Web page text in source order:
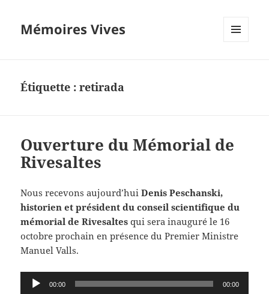
Mémoires Vives
Étiquette :retirada
Ouverture du Mémorial de
Rivesaltes
Nous recevons aujourd’huiDenis Peschanski,
historien et président du conseil scientifique du
mémorial de Rivesaltes qui sera inauguré le 16
octobre prochain en présence du Premier Ministre
Manuel Valls.
Lecteur 00:00 00:00